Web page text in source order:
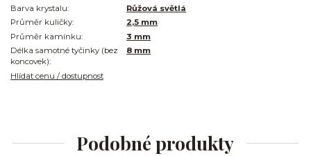
Barva krystalu:
Růžová světlá
Průměr kuličky:
2,5 mm
Průměr kamínku:
3 mm
Délka samotné tyčinky (bez
koncovek):
8 mm
Hlídat cenu / dostupnost
Podobné produkty